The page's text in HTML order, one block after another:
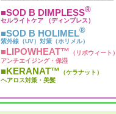
■SOD B DIMPLESS®
セルライトケア （ディンプレス）
■SOD B HOLIMEL®
紫外線（UV）対策（ホリメル）
■LIPOWHEAT™
（リポウィート）
アンチエイジング・保湿
■KERANAT™ （ケラナット）
ヘアロス対策・美髪